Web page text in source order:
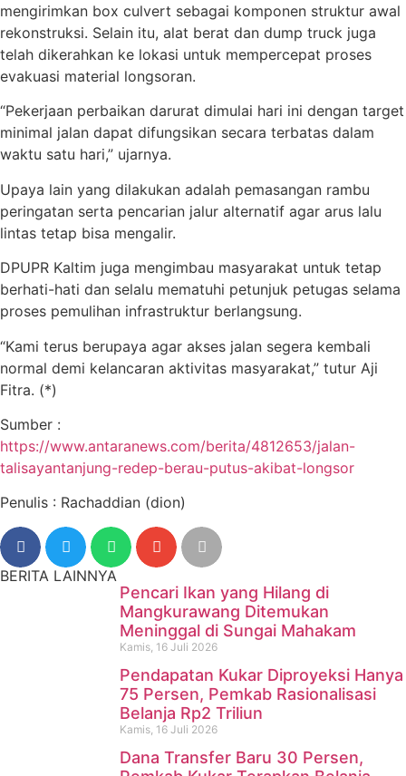
mengirimkan box culvert sebagai komponen struktur awal
rekonstruksi. Selain itu, alat berat dan dump truck juga
telah dikerahkan ke lokasi untuk mempercepat proses
evakuasi material longsoran.
“Pekerjaan perbaikan darurat dimulai hari ini dengan target
minimal jalan dapat difungsikan secara terbatas dalam
waktu satu hari,” ujarnya.
Upaya lain yang dilakukan adalah pemasangan rambu
peringatan serta pencarian jalur alternatif agar arus lalu
lintas tetap bisa mengalir.
DPUPR Kaltim juga mengimbau masyarakat untuk tetap
berhati-hati dan selalu mematuhi petunjuk petugas selama
proses pemulihan infrastruktur berlangsung.
“Kami terus berupaya agar akses jalan segera kembali
normal demi kelancaran aktivitas masyarakat,” tutur Aji
Fitra. (*)
Sumber :
https://www.antaranews.com/berita/4812653/jalan-
talisayantanjung-redep-berau-putus-akibat-longsor
Penulis : Rachaddian (dion)
BERITA LAINNYA
Pencari Ikan yang Hilang di
Mangkurawang Ditemukan
Meninggal di Sungai Mahakam
Kamis, 16 Juli 2026
Pendapatan Kukar Diproyeksi Hanya
75 Persen, Pemkab Rasionalisasi
Belanja Rp2 Triliun
Kamis, 16 Juli 2026
Dana Transfer Baru 30 Persen,